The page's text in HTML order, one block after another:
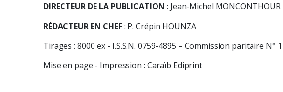
DIRECTEUR DE LA PUBLICATION : Jean-Michel MONCONTHOUR
RÉDACTEUR EN CHEF: P. Crépin HOUNZA
Tirages : 8000 ex - I.S.S.N. 0759-4895 – Commission paritaire N°
Mise en page - Impression : Caraïb Ediprint